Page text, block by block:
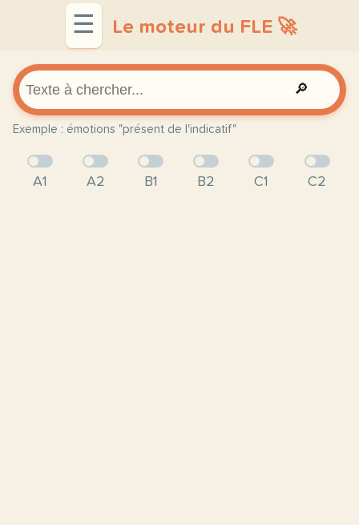
☰ Le moteur du FLE 🚀
🔎
Exemple : émotions "présent de l'indicatif"
A1 A2 B1 B2 C1 C2